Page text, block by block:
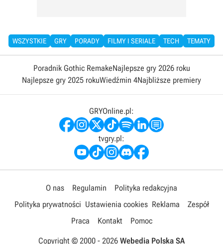
WSZYSTKIE GRY PORADY FILMY I SERIALE TECH TEMATY
Poradnik Gothic RemakeNajlepsze gry 2026 roku
Najlepsze gry 2025 rokuWiedźmin 4Najbliższe premiery
GRYOnline.pl:
tvgry.pl:
O nas Regulamin
Polityka redakcyjna
Polityka prywatności Ustawienia cookies Reklama
Zespół
Praca
Kontakt Pomoc
Copyright © 2000 - 2026 Webedia Polska SA